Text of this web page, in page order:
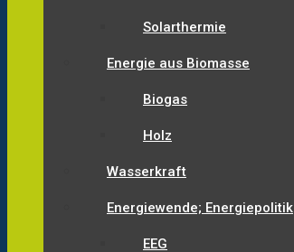
Solarthermie
Energie aus Biomasse
Biogas
Holz
Wasserkraft
Energiewende; Energiepolitik
EEG